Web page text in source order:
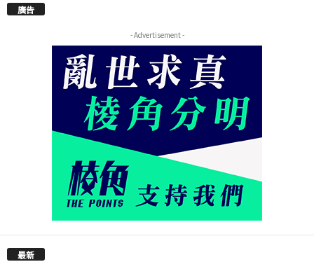
廣告
- Advertisement -
最新